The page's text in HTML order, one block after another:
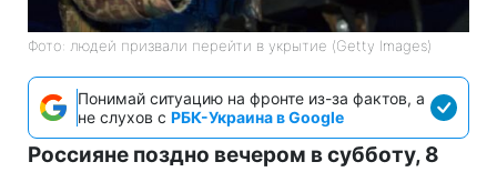
Фото: людей призвали перейти в укрытие (Getty Images)
Понимай ситуацию на фронте из-за фактов, а
не слухов с РБК-Украина в Google
Россияне поздно вечером в субботу, 8